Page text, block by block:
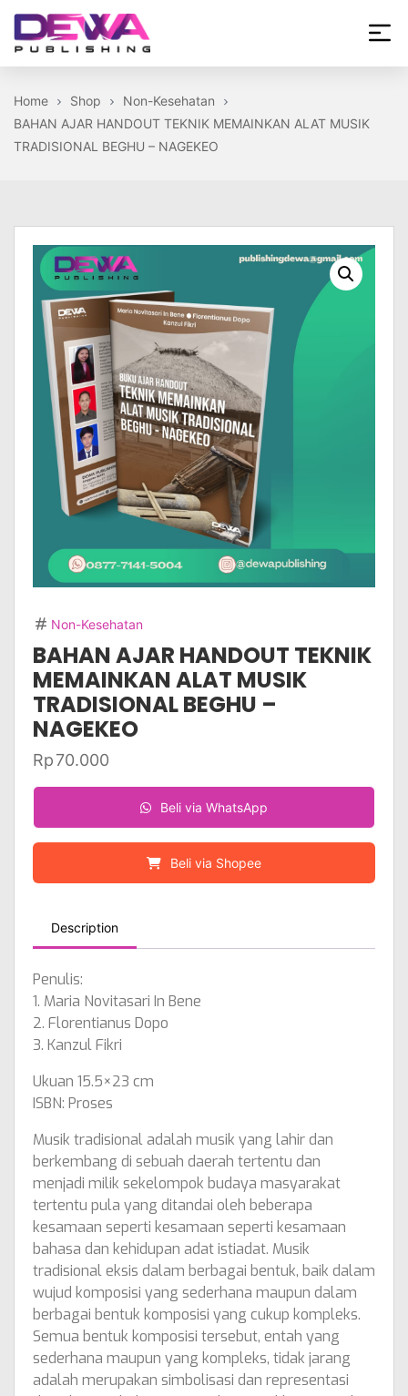
Skip
theDewa
Home
Shop
Non-Kesehatan
BAHAN AJAR HANDOUT TEKNIK MEMAINKAN ALAT MUSIK
TRADISIONAL BEGHU – NAGEKEO
Non-Kesehatan
BAHAN AJAR HANDOUT TEKNIK
MEMAINKAN ALAT MUSIK
TRADISIONAL BEGHU –
NAGEKEO
Rp70.000
Beli via WhatsApp
Beli via Shopee
Description
Penulis:
1. Maria Novitasari In Bene
2. Florentianus Dopo
3. Kanzul Fikri
Ukuan 15.5×23 cm
ISBN: Proses
Musik tradisional adalah musik yang lahir dan
berkembang di sebuah daerah tertentu dan
menjadi milik sekelompok budaya masyarakat
tertentu pula yang ditandai oleh beberapa
kesamaan seperti kesamaan seperti kesamaan
bahasa dan kehidupan adat istiadat. Musik
tradisional eksis dalam berbagai bentuk, baik dalam
wujud komposisi yang sederhana maupun dalam
berbagai bentuk komposisi yang cukup kompleks.
Semua bentuk komposisi tersebut, entah yang
sederhana maupun yang kompleks, tidak jarang
adalah merupakan simbolisasi dan representasi